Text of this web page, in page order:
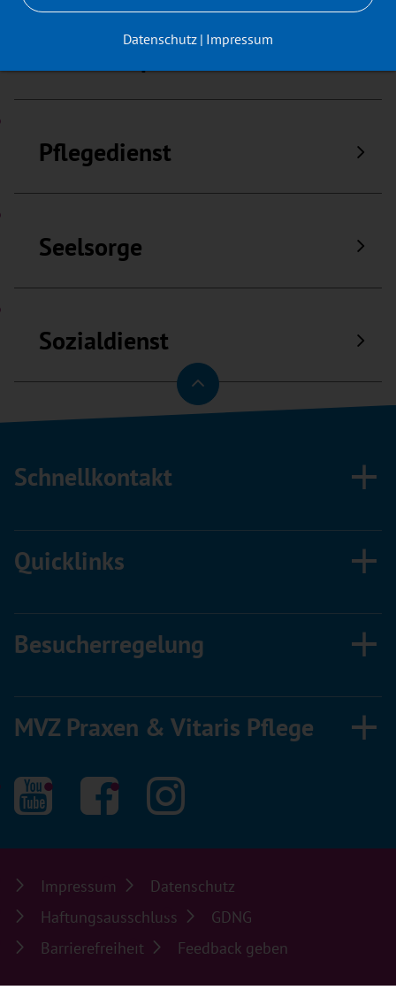
Pflegedienst
Seelsorge
Sozialdienst
Schnellkontakt
Quicklinks
Besucherregelung
MVZ Praxen & Vitaris Pflege
Impressum
Datenschutz
Haftungsausschluss
GDNG
Barrierefreiheit
Feedback geben
Datenschutz Impressum